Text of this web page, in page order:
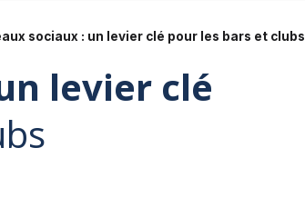
sociaux : un levier clé pour les bars et clubs
levier clé